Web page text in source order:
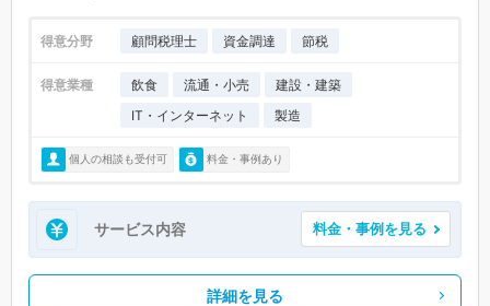
得意分野 顧問税理士 資金調達 節税
得意業種 飲食 流通・小売
建設・建築
IT・インターネット
製造
個人の相談も受付可 料金・事例あり
サービス内容 料金・事例を見る
詳細を見る